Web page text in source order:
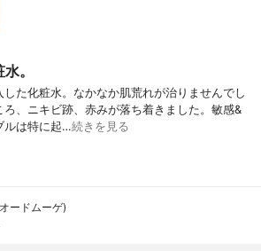
。
た化粧水。なかなか肌荒れが治りませんでし
、ニキビ跡、赤みが落ち着きました。敏感&
ルは特に起…続きを見る
ードムーゲ)